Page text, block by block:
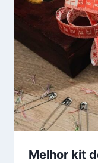
Melhor kit